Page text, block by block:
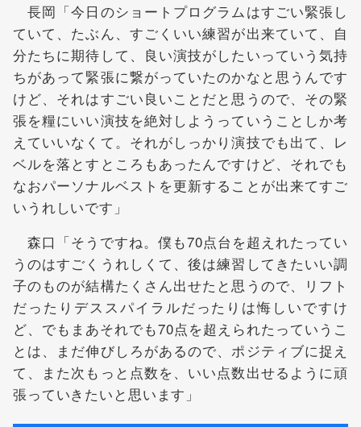
長岡「今日のショートプログラムはすごい緊張し
ていて、たぶん、すごくいい練習が出来ていて、自
分たちに期待して、良い演技がしたいっていう気持
ちがあって緊張に繋がっていたのかなと思うんです
けど、それはすごい良いことだと思うので、その緊
張を糧にいい演技を絶対しようっていうことしか考
えていいなくて。それがしっかり演技でも出て、レ
ベルを落とすところもあったんですけど、それでも
なおパーソナルベストを更新することが出来てすご
いうれしいです」
森口「そうですね。僕も70点台を超えれたってい
うのはすごくうれしくて、後は練習してきたいい調
子のものが結構たくさん出せたと思うので、リフト
だったりデススパイラルだったりは悔しいですけ
ど、でもまあそれでも70点を超えられたっていうこ
とは、まだ伸びしろがあるので、ポジティブに捉え
て、また次もっと点数を、いい点数出せるように頑
張っていきたいと思います」